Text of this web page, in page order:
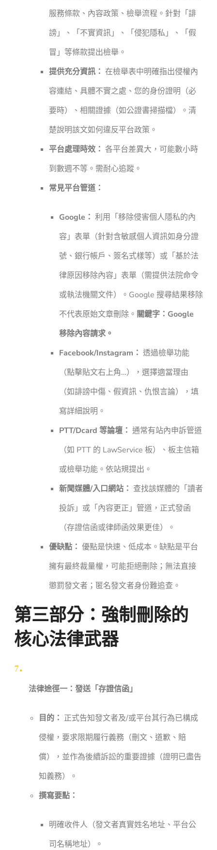
服務條款、內容政策、檢舉流程。針對「誹
謗」、「不實資訊」、「侵犯隱私」、「假
冒」等條款提出檢舉。
提供充分資訊： 在檢舉表中明確指出侵權內
容連結、具體不實之處、您的身份證明（必
要時）、相關證據（如公證書掃描檔）。清
楚說明該文如何違反平台政策。
平台處理時效： 各平台差異大，可能數小時
到數週不等。需耐心追蹤。
常見平台管道：
Google： 利用「移除侵害個人隱私的內
容」表單（針對含敏感個人資訊如身分證
號、銀行帳戶、簽名式樣等）或「基於法
律原因移除內容」表單（需提供法院命令
或執法機關文件）。Google 搜尋結果移除
不代表原始文章刪除。 關鍵字：Google
移除內容請求。
Facebook/Instagram： 透過檢舉功能
（點擊貼文右上角…），選擇適當理由
（如誹謗中傷、假資訊、仇恨言論），填
寫詳細說明。
PTT/Dcard 等論壇： 通常有站內申訴管道
（如 PTT 的 LawService 板）、板主信箱
或檢舉功能。依站規提出。
新聞媒體/入口網站： 查找該媒體的「讀者
投訴」或「內容更正」管道，正式發函
（存證信函或律師函效果更佳）。
優缺點： 優點是快速、低成本。缺點是平台
擁有最終裁量權，可能拒絕刪除；無法直接
懲罰發文者；匿名發文者身份難追查。
第三部分：強制刪除的
核心法律武器
法律途徑一：發送「存證信函」
目的： 正式告知發文者及/或平台其行為已構成
侵權，要求限期履行義務（刪文、道歉、賠
償），並作為後續訴訟的重要證據（證明已盡告
知義務）。
撰寫要點：
明確收件人（發文者真實姓名地址、平台公
司名稱地址）。